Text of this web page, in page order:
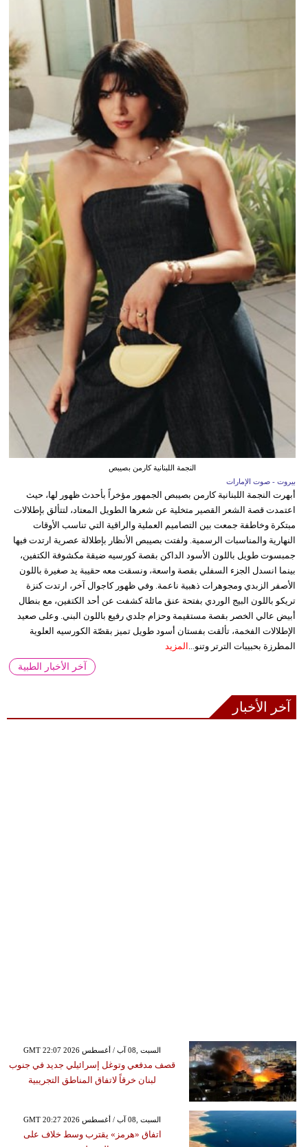
النجمة اللبنانية كارمن بصيبص
بيروت - صوت الإمارات
أبهرت النجمة اللبنانية كارمن بصيبص الجمهور مؤخراً بأحدث ظهور لها، حيث
اعتمدت قصة الشعر القصير متخلية عن شعرها الطويل المعتاد، لتتألق بإطلالات
مبتكرة وخاطفة جمعت بين التصاميم العملية والراقية التي تناسب الأوقات
النهارية والمناسبات الرسمية. ولفتت بصيبص الأنظار بإطلالة عصرية ارتدت فيها
جمبسوت طويل باللون الأسود الداكن بقصة كورسيه ضيقة مكشوفة الكتفين،
بينما انسدل الجزء السفلي بقصة واسعة، ونسقت معه حقيبة يد صغيرة باللون
الأصفر الزبدي ومجوهرات ذهبية ناعمة. وفي ظهور كاجوال آخر، ارتدت كنزة
تريكو باللون البيج الوردي بفتحة عنق مائلة كشفت عن أحد الكتفين، مع بنطال
أبيض عالي الخصر بقصة مستقيمة وحزام جلدي رفيع باللون البني. وعلى صعيد
الإطلالات الفخمة، تألقت بفستان أسود طويل تميز بقصّة الكورسيه العلوية
المطرزة بحبيبات الترتر وتنو... المزيد
آخر الأخبار الطبية
آخر الأخبار
GMT 22:07 2026 السبت ,08 آب / أغسطس
قصف مدفعي وتوغل إسرائيلي جديد في جنوب
لبنان خرقاً لاتفاق المناطق التجريبية
GMT 20:27 2026 السبت ,08 آب / أغسطس
اتفاق «هرمز» يقترب وسط خلاف على